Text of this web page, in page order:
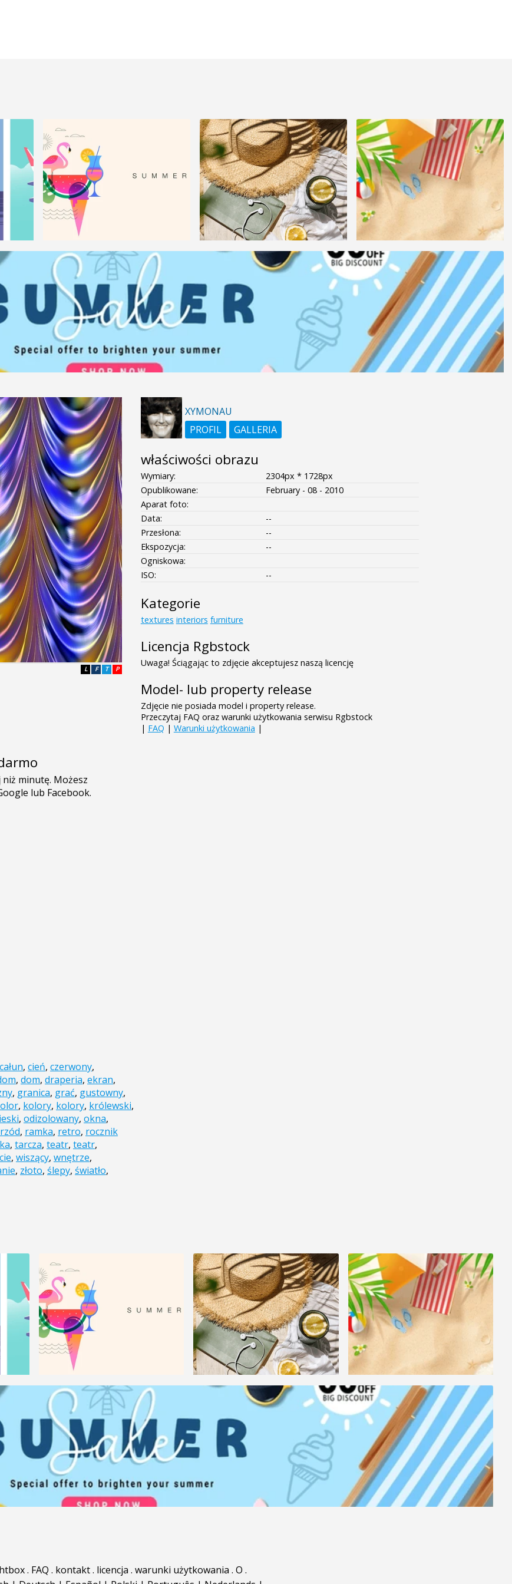
P
T
F
L
całun, cień, czerwony,
, dom, draperia, ekran,
, granica, grać, gustowny,
, kolory, kolory, królewski,
, odizolowany, okna,
, ramka, retro, rocznik
, tarcza, teatr, teatr,
, wiszący, wnętrze,
, złoto, ślepy, światło,
XYMONAU
PROFIL
GALLERIA
właściwości obrazu
Wymiary:
2304px * 1728px
Opublikowane:
February - 08 - 2010
Aparat foto:
Data:
--
Przesłona:
--
Ekspozycja:
--
Ogniskowa:
ISO:
--
Kategorie
textures interiors furniture
Licencja Rgbstock
Uwaga! Ściągając to zdjęcie akceptujesz naszą licencję
Model- lub property release
Zdjęcie nie posiada model i property release.
Przeczytaj FAQ oraz warunki użytkowania serwisu Rgbstock
| FAQ | Warunki użytkowania |
. FAQ . kontakt. licencja . warunki użytkowania . O .